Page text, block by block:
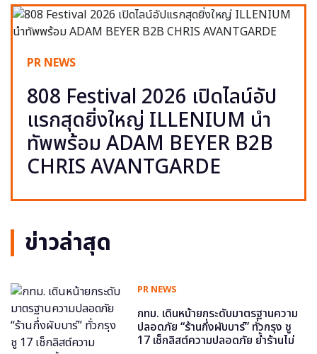
PR NEWS
808 Festival 2026 เปิดไลน์อัป
แรกสุดยิ่งใหญ่ ILLENIUM นำ
ทัพพร้อม ADAM BEYER B2B
CHRIS AVANTGARDE
ข่าวล่าสุด
PR NEWS
กทม. เดินหน้ายกระดับมาตรฐานความ
ปลอดภัย “ร้านกึ่งผับบาร์” ทั่วกรุง ชู
17 เช็กลิสต์ความปลอดภัย ย้ำร้านไม่